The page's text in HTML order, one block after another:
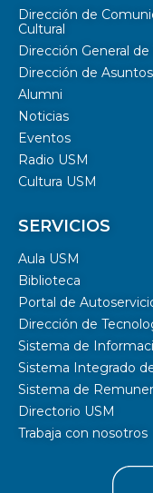
Dirección de
Cultural
Dirección General
Dirección de
Alumni
Noticias
Eventos
Radio USM
Cultura USM
SERVICIOS
Aula USM
Biblioteca
Portal de
Dirección de
Sistema de
Sistema Integrado
Sistema de
Directorio USM
Trabaja con nosotros